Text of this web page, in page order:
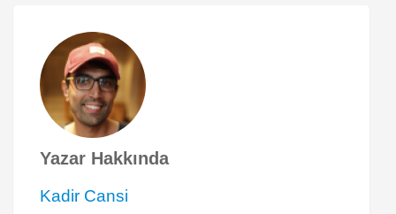
Yazar Hakkında
Kadir Cansi